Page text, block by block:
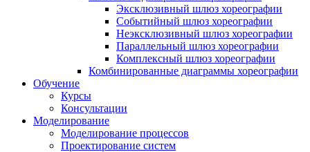
Эксклюзивный шлюз хореографии
Событийный шлюз хореографии
Неэксклюзивный шлюз хореографии
Параллельный шлюз хореографии
Комплексный шлюз хореографии
Комбинированные диаграммы хореографии
Обучение
Курсы
Консультации
Моделирование
Моделирование процессов
Проектирование систем